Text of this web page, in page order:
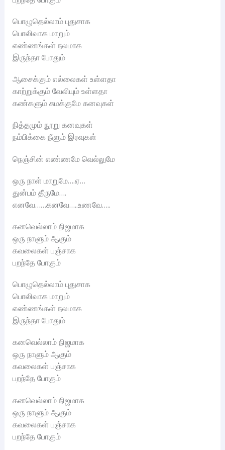
பொழுதெல்லாம் புதுசாக
பொலிவாக மாறும்
எண்ணங்கள் நலமாக
இருந்தா போதும்
ஆசைக்கும் எல்லைகள் உள்ளதா
காற்றுக்கும் வேலியும் உள்ளதா
கண்களும் சுமக்குமே கனவுகள்
நித்தமும் நூறு கனவுகள்
நம்பிக்கை நீளும் இரவுகள்
நெஞ்சின் எண்ணமே வெல்லுமே
ஒரு நாள் மாறுமே….ஏ…
துன்பம் தீருமே….
எனவே……கனவே…..உணவே…..
கனவெல்லாம் நிஜமாக
ஒரு நாளும் ஆகும்
கவலைகள் பஞ்சாக
பறந்தே போகும்
பொழுதெல்லாம் புதுசாக
பொலிவாக மாறும்
எண்ணங்கள் நலமாக
இருந்தா போதும்
கனவெல்லாம் நிஜமாக
ஒரு நாளும் ஆகும்
கவலைகள் பஞ்சாக
பறந்தே போகும்
கனவெல்லாம் நிஜமாக
ஒரு நாளும் ஆகும்
கவலைகள் பஞ்சாக
பறந்தே போகும்